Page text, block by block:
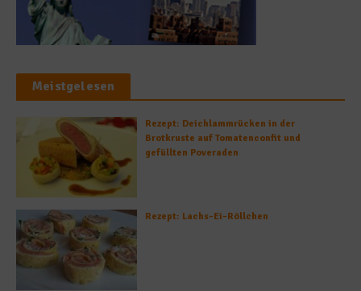
Meistgelesen
Rezept: Deichlammrücken in der
Brotkruste auf Tomatenconfit und
gefüllten Poveraden
Rezept: Lachs-Ei-Röllchen